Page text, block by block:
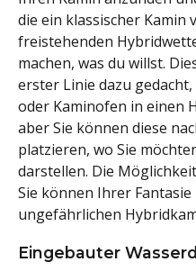
die ein klassischer Kamin
freistehenden
machen, was du willst.
erster Linie dazu
oder Kaminofen in einen
aber Sie können diese
platzieren, wo Sie
darstellen. Die
Sie können Ihrer
ungefährlichen
Eingebauter